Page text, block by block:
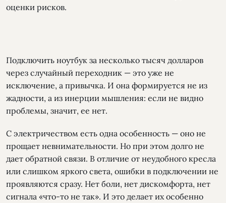
оценки рисков.
Подключить ноутбук за несколько тысяч долларов
через случайный переходник — это уже не
исключение, а привычка. И она формируется не из
жадности, а из инерции мышления: если не видно
проблемы, значит, ее нет.
С электричеством есть одна особенность — оно не
прощает невнимательности. Но при этом долго не
дает обратной связи. В отличие от неудобного кресла
или слишком яркого света, ошибки в подключении не
проявляются сразу. Нет боли, нет дискомфорта, нет
сигнала «что-то не так». И это делает их особенно